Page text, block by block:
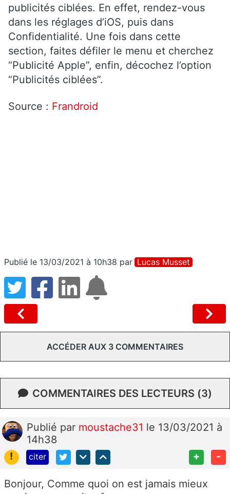
publicités ciblées. En effet, rendez-vous
dans les réglages d’iOS, puis dans
Confidentialité. Une fois dans cette
section, faites défiler le menu et cherchez
“Publicité Apple”, enfin, décochez l’option
“Publicités ciblées”.
Source : Frandroid
Publié le 13/03/2021 à 10h38 par Lucas Musset
ACCÉDER AUX 3 COMMENTAIRES
COMMENTAIRES DES LECTEURS (3)
Publié par moustache31 le 13/03/2021 à
14h38
!
citer + -
Bonjour, Comme quoi on est jamais mieux